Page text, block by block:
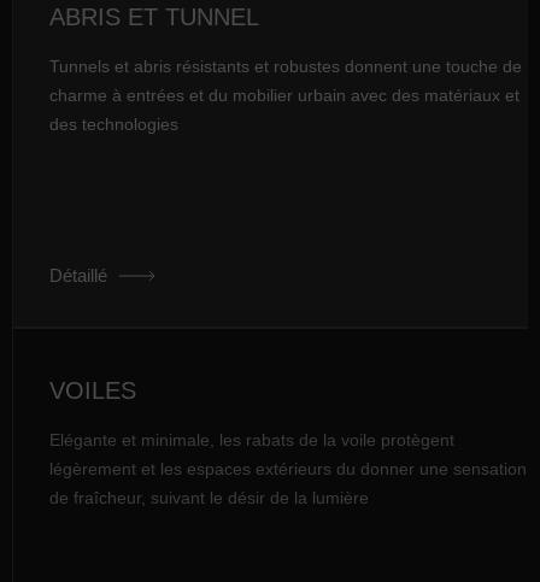
ABRIS ET TUNNEL
Tunnels et abris résistants et robustes donnent une touche de
charme à entrées et du mobilier urbain avec des matériaux et
des technologies
Détaillé
VOILES
Elégante et minimale, les rabats de la voile protègent
légèrement et les espaces extérieurs du donner une sensation
de fraîcheur, suivant le désir de la lumière